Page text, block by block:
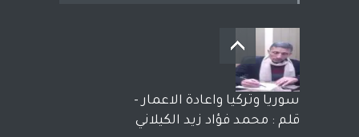
سوريا وتركيا واعادة الاعمار -
قلم : محمد فؤاد زيد الكيلاني